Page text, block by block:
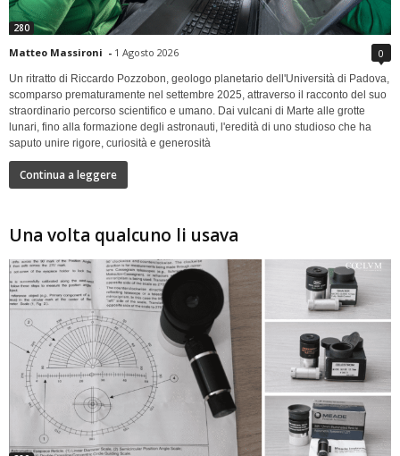
280
Matteo Massironi - 1 Agosto 2026 0
Un ritratto di Riccardo Pozzobon, geologo planetario dell'Università di Padova,
scomparso prematuramente nel settembre 2025, attraverso il racconto del suo
straordinario percorso scientifico e umano. Dai vulcani di Marte alle grotte
lunari, fino alla formazione degli astronauti, l'eredità di uno studioso che ha
saputo unire rigore, curiosità e generosità
Continua a leggere
Una volta qualcuno li usava